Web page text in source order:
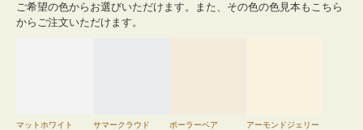
ご希望の色からお選びいただけます。また、その色の色見本もこちら
からご注文いただけます。
マットホワイト サマークラウド ポーラーベア アーモンドジェリー